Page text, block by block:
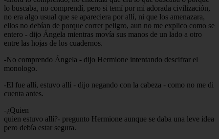
lo buscaba, no comprendí, pero si temí por mi adorada civilización,
no era algo usual que se apareciera por allí, ni que los amenazara,
ellos no debían de porque correr peligro, aun no me explico como se
entero - dijo Ángela mientras movía sus manos de un lado a otro
entre las hojas de los cuadernos.
-No comprendo Ángela - dijo Hermione intentando descifrar el
monologo.
-El fue allí, estuvo allí - dijo negando con la cabeza - como no me di
cuenta antes.
-¿Quien
quien estuvo allí?- pregunto Hermione aunque se daba una leve idea
pero debía estar segura.